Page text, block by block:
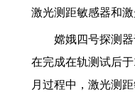
激光测距敏感器和
嫦娥四号探测器
在完成在轨测试后于
月过程中，激光测